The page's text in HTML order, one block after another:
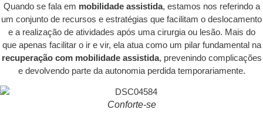
Quando se fala em mobilidade assistida, estamos nos referindo a
um conjunto de recursos e estratégias que facilitam o deslocamento
e a realização de atividades após uma cirurgia ou lesão. Mais do
que apenas facilitar o ir e vir, ela atua como um pilar fundamental na
recuperação com mobilidade assistida, prevenindo complicações
e devolvendo parte da autonomia perdida temporariamente.
Conforte-se